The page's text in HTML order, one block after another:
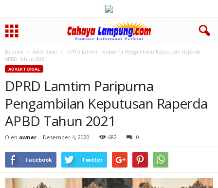
Beranda Advertorial
DPRD Lamtim Paripurna Pengambilan Keputusan Raperda
APBD Tahun 2021
ADVERTORIAL
DPRD Lamtim Paripurna
Pengambilan Keputusan Raperda
APBD Tahun 2021
Oleh owner - Desember 4, 2020 682 0
Facebook Twitter